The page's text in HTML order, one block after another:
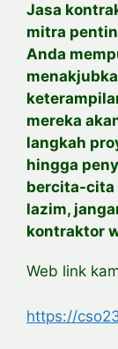
Jasa
mitra
Anda
mereka
langkah
hingga
bercita-cita
lazim,
kontraktor
Web link
https://